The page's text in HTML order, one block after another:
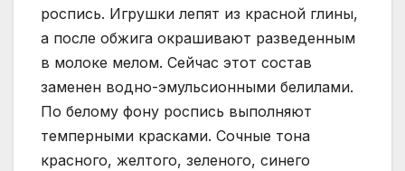
роспись. Игрушки лепят из красной глины,
а после обжига окрашивают разведенным
в молоке мелом. Сейчас этот состав
заменен водно-эмульсионными белилами.
По белому фону роспись выполняют
темперными красками. Сочные тона
красного, желтого, зеленого, синего